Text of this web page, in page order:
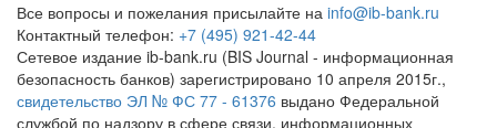
Все вопросы и пожелания присылайте на info@ib-bank.ru
Контактный телефон: +7 (495) 921-42-44
Сетевое издание ib-bank.ru (BIS Journal - информационная
безопасность банков) зарегистрировано 10 апреля 2015г.,
свидетельство ЭЛ № ФС 77 - 61376 выдано Федеральной
службой по надзору в сфере связи, информационных